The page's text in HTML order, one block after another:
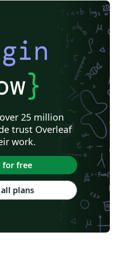
}
25 million
trust Overleaf
work.
for free
plans